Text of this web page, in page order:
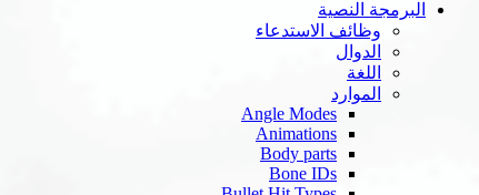
البرمجة النصية
وظائف الاستدعاء
الدوال
اللغة
الموارد
Angle Modes
Animations
Body parts
Bone IDs